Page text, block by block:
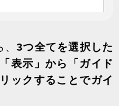
、3つ全てを選択した
表示」から「ガイド
ックすることでガイ